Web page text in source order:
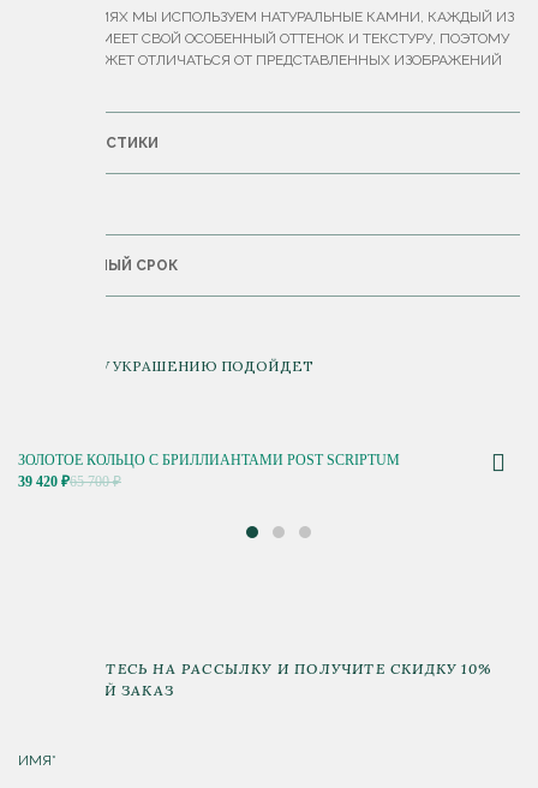
В УКРАШЕНИЯХ МЫ ИСПОЛЬЗУЕМ НАТУРАЛЬНЫЕ КАМНИ, КАЖДЫЙ ИЗ
КОТОРЫХ ИМЕЕТ СВОЙ ОСОБЕННЫЙ ОТТЕНОК И ТЕКСТУРУ, ПОЭТОМУ
ИХ ЦВЕТ МОЖЕТ ОТЛИЧАТЬСЯ ОТ ПРЕДСТАВЛЕННЫХ ИЗОБРАЖЕНИЙ
ХАРАКТЕРИСТИКИ
ГАРАНТИЙНЫЙ СРОК
К ДАННОМУ УКРАШЕНИЮ ПОДОЙДЕТ
ЗОЛОТОЕ КОЛЬЦО С БРИЛЛИАНТАМИ POST SCRIPTUM
39 420 ₽65 700 ₽
ПОДПИШИТЕСЬ НА РАССЫЛКУ И ПОЛУЧИТЕ СКИДКУ 10%
НА ПЕРВЫЙ ЗАКАЗ